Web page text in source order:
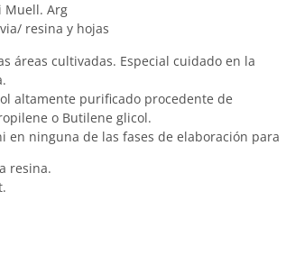
Muell. Arg
resina y hojas
áreas cultivadas. Especial cuidado en la
altamente purificado procedente de
o Butilene glicol.
en ninguna de las fases de elaboración para
resina.